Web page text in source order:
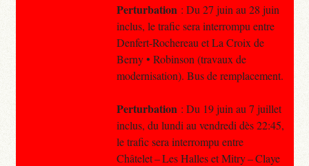
Perturbation : Du 27 juin au 28 juin
inclus, le trafic sera interrompu entre
Denfert-Rochereau et La Croix de
Berny • Robinson (travaux de
modernisation). Bus de remplacement.
Perturbation : Du 19 juin au 7 juillet
inclus, du lundi au vendredi dès 22:45,
le trafic sera interrompu entre
Châtelet – Les Halles et Mitry – Claye